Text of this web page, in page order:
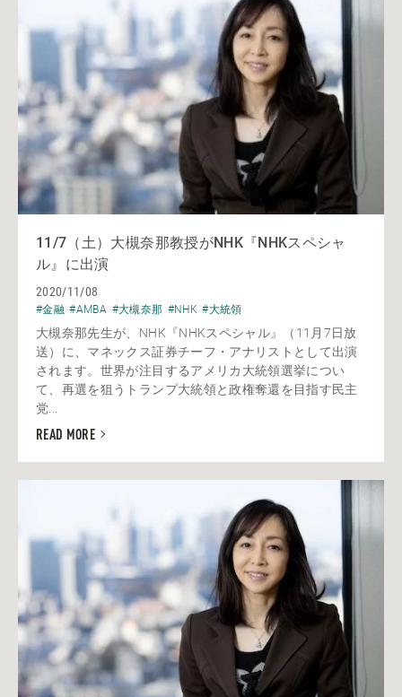
11/7（土）大槻奈那教授がNHK『NHKスペシャ
ル』に出演
2020/11/08
#金融 #AMBA #大槻奈那 #NHK #大統領
大槻奈那先生が、NHK『NHKスペシャル』（11月7日放
送）に、マネックス証券チーフ・アナリストとして出演
されます。世界が注目するアメリカ大統領選挙につい
て、再選を狙うトランプ大統領と政権奪還を目指す民主
党...
READ MORE